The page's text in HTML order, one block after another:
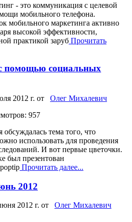
- это коммуникация с целевой
мобильного телефона.
мобильного маркетинга активно
высокой эффективности,
практикой заруб Прочитать
помощью социальных
2012 г. от Олег Михалевич
957
обсуждалась тема того, что
использовать для проведения
И вот первые цветочки.
был презентован
Прочитать далее...
2012
2012 г. от Олег Михалевич